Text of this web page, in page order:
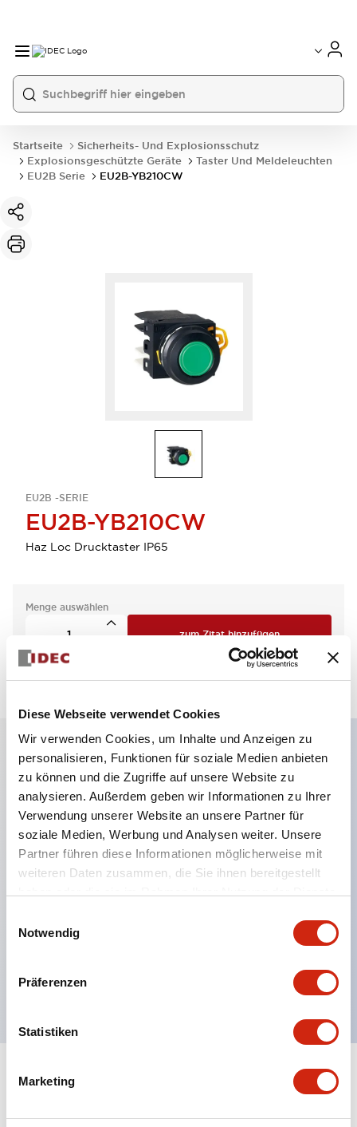
Diese Webseite verwendet Cookies
Wir verwenden Cookies, um Inhalte und Anzeigen zu
personalisieren, Funktionen für soziale Medien anbieten
zu können und die Zugriffe auf unsere Website zu
analysieren. Außerdem geben wir Informationen zu Ihrer
Verwendung unserer Website an unsere Partner für
soziale Medien, Werbung und Analysen weiter. Unsere
Partner führen diese Informationen möglicherweise mit
weiteren Daten zusammen, die Sie ihnen bereitgestellt
Notwendig
Präferenzen
Statistiken
Marketing
Startseite
Sicherheits- Und Explosionsschutz
Explosionsgeschützte Geräte
Taster Und Meldeleuchten
EU2B Serie
EU2B-YB210CW
EU2B -SERIE
EU2B-YB210CW
Haz Loc Drucktaster IP65
Menge auswählen
zum Zitat hinzufügen
Hauptmerkmale
Anwendbar in potenziell explosionsgefährdeten
Atmosphären
Bis zu 3 Kontaktblöcke
Finger-sichere (IP20) Schraubklemmen verfügbar
Dokumente und Dateien